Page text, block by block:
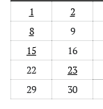
1
2
8
9
15
16
22
23
29
30